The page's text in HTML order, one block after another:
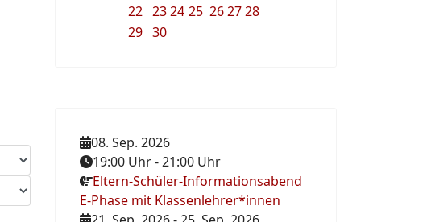
22 2324 25 262728
29 30
08. Sep. 2026
19:00 Uhr-21:00 Uhr
Eltern-Schüler-Informationsabend
E-Phase mit Klassenlehrer*innen